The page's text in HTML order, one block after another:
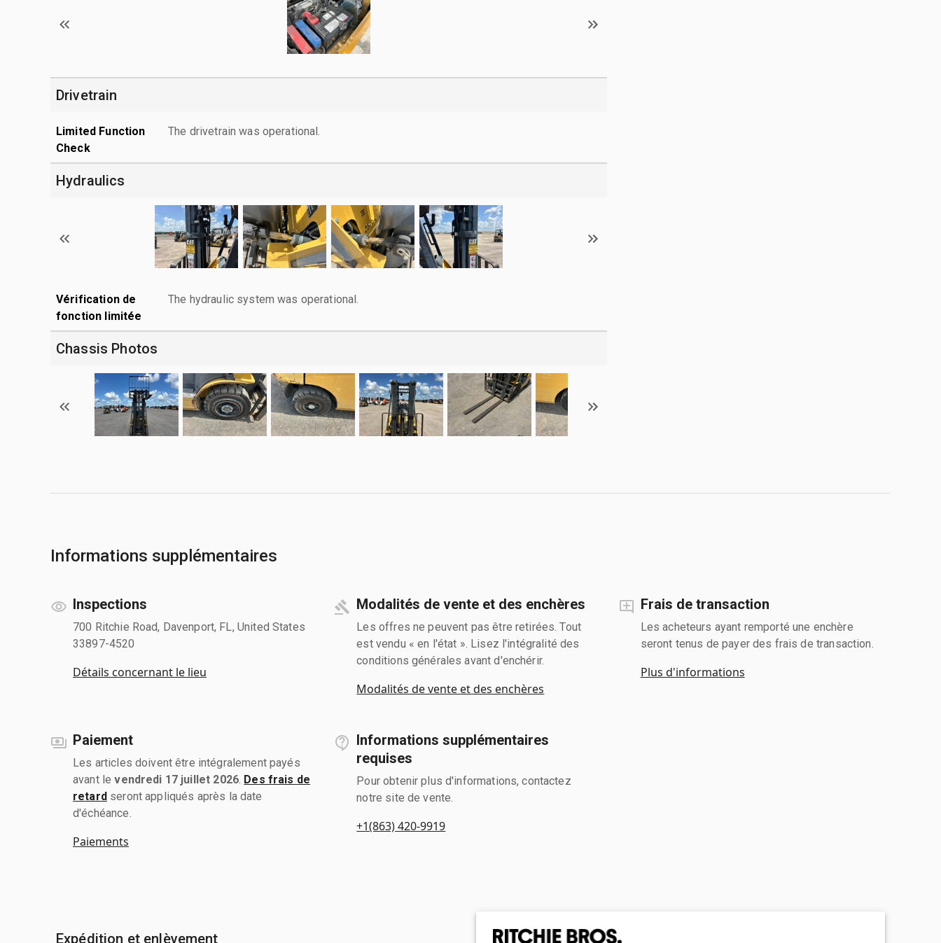
Drivetrain
Limited Function
Check
The drivetrain was operational.
Hydraulics
Vérification de
fonction limitée
The hydraulic system was operational.
Chassis Photos
Informations supplémentaires
Inspections
700 Ritchie Road, Davenport, FL, United States
33897-4520
Détails concernant le lieu
Modalités de vente et des enchères
Les offres ne peuvent pas être retirées. Tout
est vendu « en l'état ». Lisez l'intégralité des
conditions générales avant d'enchérir.
Modalités de vente et des enchères
Frais de transaction
Les acheteurs ayant remporté une enchère
seront tenus de payer des frais de transaction.
Plus d'informations
Paiement
Les articles doivent être intégralement payés
avant levendredi 17 juillet 2026. Des frais de
retardseront appliqués après la date
d'échéance.
Paiements
Informations supplémentaires
requises
Pour obtenir plus d'informations, contactez
notre site de vente.
+1(863) 420-9919
Expédition et enlèvement